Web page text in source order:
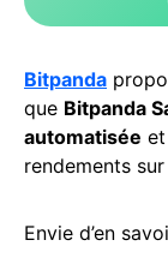
Bitpanda
que Bitpanda
automatisée et
rendements
Envie d’en